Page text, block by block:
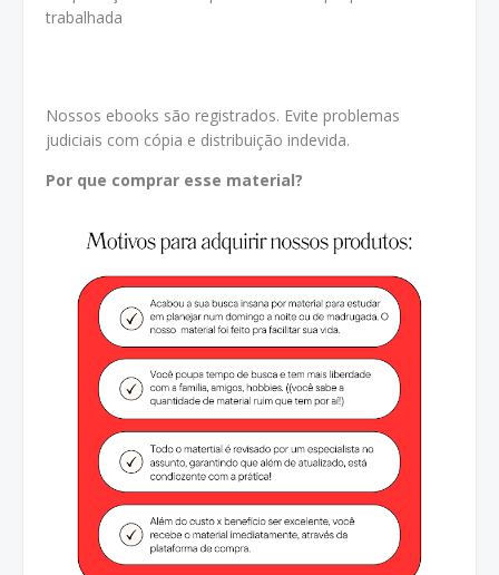
trabalhada
Nossos ebooks são registrados. Evite problemas
judiciais com cópia e distribuição indevida.
Por que comprar esse material?